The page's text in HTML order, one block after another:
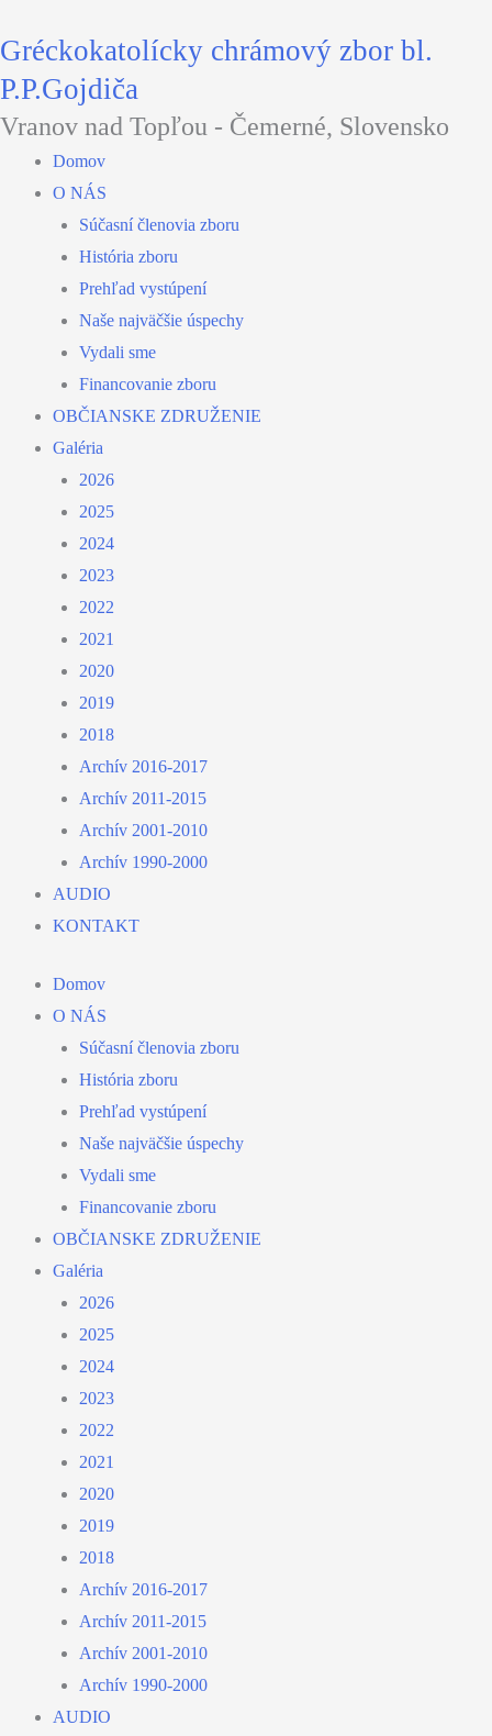
na
obsah
Gréckokatolícky chrámový zbor bl.
P.P.Gojdiča
Vranov nad Topľou - Čemerné, Slovensko
Domov
O NÁS
Súčasní členovia zboru
História zboru
Prehľad vystúpení
Naše najväčšie úspechy
Vydali sme
Financovanie zboru
OBČIANSKE ZDRUŽENIE
Galéria
2026
2025
2024
2023
2022
2021
2020
2019
2018
Archív 2016-2017
Archív 2011-2015
Archív 2001-2010
Archív 1990-2000
AUDIO
KONTAKT
Domov
O NÁS
Súčasní členovia zboru
História zboru
Prehľad vystúpení
Naše najväčšie úspechy
Vydali sme
Financovanie zboru
OBČIANSKE ZDRUŽENIE
Galéria
2026
2025
2024
2023
2022
2021
2020
2019
2018
Archív 2016-2017
Archív 2011-2015
Archív 2001-2010
Archív 1990-2000
AUDIO